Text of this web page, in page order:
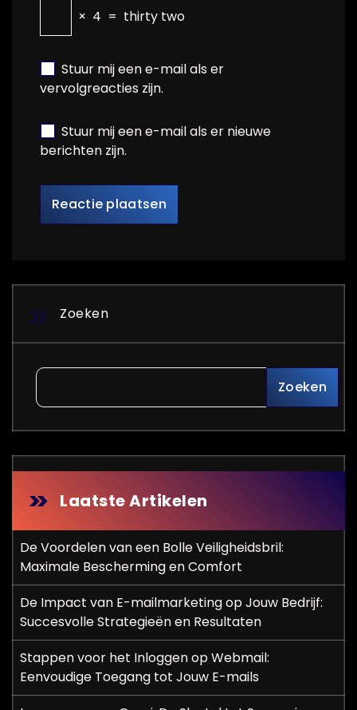
× 4 = thirty two
Stuur mij een e-mail als er
vervolgreacties zijn.
Stuur mij een e-mail als er nieuwe
berichten zijn.
Zoeken
Zoeken
Laatste Artikelen
De Voordelen van een Bolle Veiligheidsbril:
Maximale Bescherming en Comfort
De Impact van E-mailmarketing op Jouw Bedrijf:
Succesvolle Strategieën en Resultaten
Stappen voor het Inloggen op Webmail:
Eenvoudige Toegang tot Jouw E-mails